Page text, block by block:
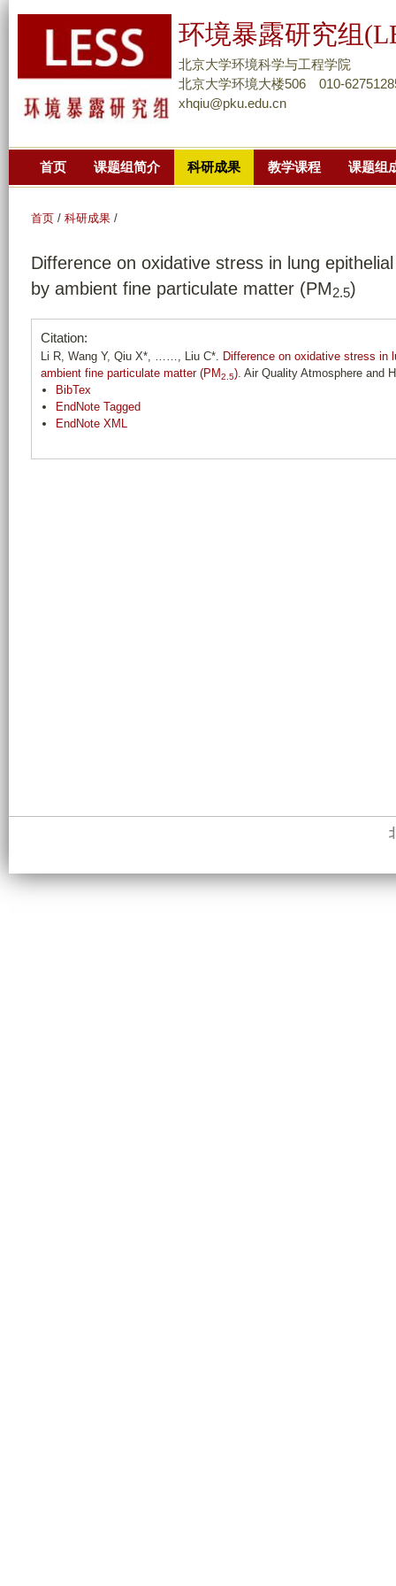
页
主
要
分
环境暴露研究组
北京大学环境科学与工程学院
北京大学环境大楼506 010-
xhqiu@pku.edu.cn
首页 课题组简介 科研成果 教学课程 课题组
首页 / 科研成果 /
Difference on oxidative stress in lung
by ambient fine particulate matter (PM2.5)
Citation:
Li R, Wang Y, Qiu X*, ……, Liu C*. Difference on oxidative stress in
ambient fine particulate matter (PM2.5). Air Quality Atmosphere and
BibTex
EndNote Tagged
EndNote XML